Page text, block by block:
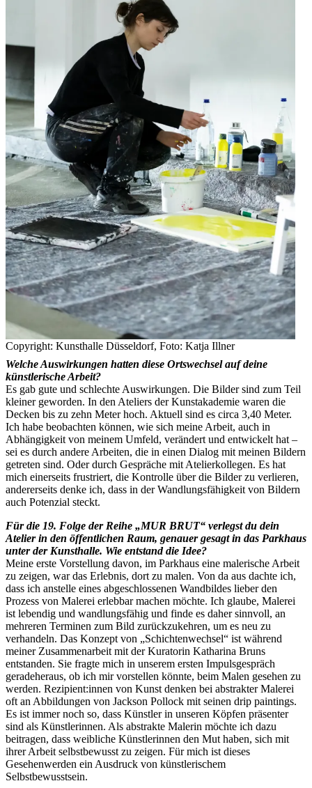
Copyright: Kunsthalle Düsseldorf, Foto: Katja Illner
Welche Auswirkungen hatten diese Ortswechsel auf deine
künstlerische Arbeit?
Es gab gute und schlechte Auswirkungen. Die Bilder sind zum Teil
kleiner geworden. In den Ateliers der Kunstakademie waren die
Decken bis zu zehn Meter hoch. Aktuell sind es circa 3,40 Meter.
Ich habe beobachten können, wie sich meine Arbeit, auch in
Abhängigkeit von meinem Umfeld, verändert und entwickelt hat –
sei es durch andere Arbeiten, die in einen Dialog mit meinen Bildern
getreten sind. Oder durch Gespräche mit Atelierkollegen. Es hat
mich einerseits frustriert, die Kontrolle über die Bilder zu verlieren,
andererseits denke ich, dass in der Wandlungsfähigkeit von Bildern
auch Potenzial steckt.
Für die 19. Folge der Reihe „MUR BRUT“ verlegst du dein
Atelier in den öffentlichen Raum, genauer gesagt in das Parkhaus
unter der Kunsthalle. Wie entstand die Idee?
Meine erste Vorstellung davon, im Parkhaus eine malerische Arbeit
zu zeigen, war das Erlebnis, dort zu malen. Von da aus dachte ich,
dass ich anstelle eines abgeschlossenen Wandbildes lieber den
Prozess von Malerei erlebbar machen möchte. Ich glaube, Malerei
ist lebendig und wandlungsfähig und finde es daher sinnvoll, an
mehreren Terminen zum Bild zurückzukehren, um es neu zu
verhandeln. Das Konzept von „Schichtenwechsel“ ist während
meiner Zusammenarbeit mit der Kuratorin Katharina Bruns
entstanden. Sie fragte mich in unserem ersten Impulsgespräch
geradeheraus, ob ich mir vorstellen könnte, beim Malen gesehen zu
werden. Rezipient:innen von Kunst denken bei abstrakter Malerei
oft an Abbildungen von Jackson Pollock mit seinen drip paintings.
Es ist immer noch so, dass Künstler in unseren Köpfen präsenter
sind als Künstlerinnen. Als abstrakte Malerin möchte ich dazu
beitragen, dass weibliche Künstlerinnen den Mut haben, sich mit
ihrer Arbeit selbstbewusst zu zeigen. Für mich ist dieses
Gesehenwerden ein Ausdruck von künstlerischem
Selbstbewusstsein.